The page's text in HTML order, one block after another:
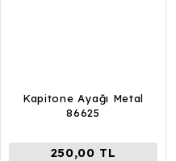
Kapitone Ayağı Metal
86625
250,00 TL